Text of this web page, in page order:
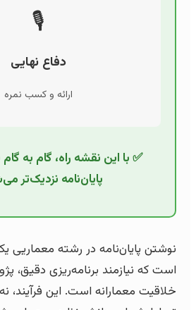
🎙️
دفاع نهایی
ارائه و کسب نمره
✅ با این نقشه راه، گام به
پایان‌نامه نزدیک‌تر
نوشتن پایان‌نامه در رشته
است که نیازمند برنامه‌ریزی دقیق،
خلاقیت معمارانه است. این فرآیند،